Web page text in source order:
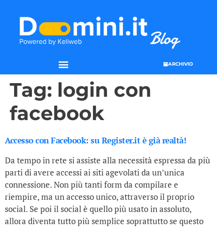
ARCHIVIO
Tag: login con
facebook
Accesso con Facebook: su Register.it è già realtà!
Da tempo in rete si assiste alla necessità espressa da più
parti di avere accessi ai siti agevolati da un’unica
connessione. Non più tanti form da compilare e
riempire, ma un accesso unico, attraverso il proprio
social. Se poi il social è quello più usato in assoluto,
allora diventa tutto più semplice soprattutto se questo